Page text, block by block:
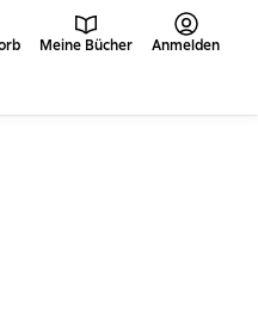
Meine Bücher Anmelden